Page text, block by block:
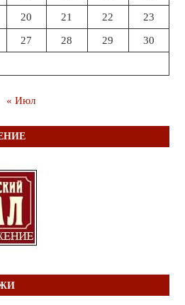
20 21 22 23
27 28 29 30
« Июл